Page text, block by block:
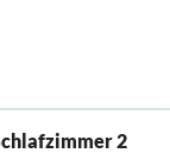
2